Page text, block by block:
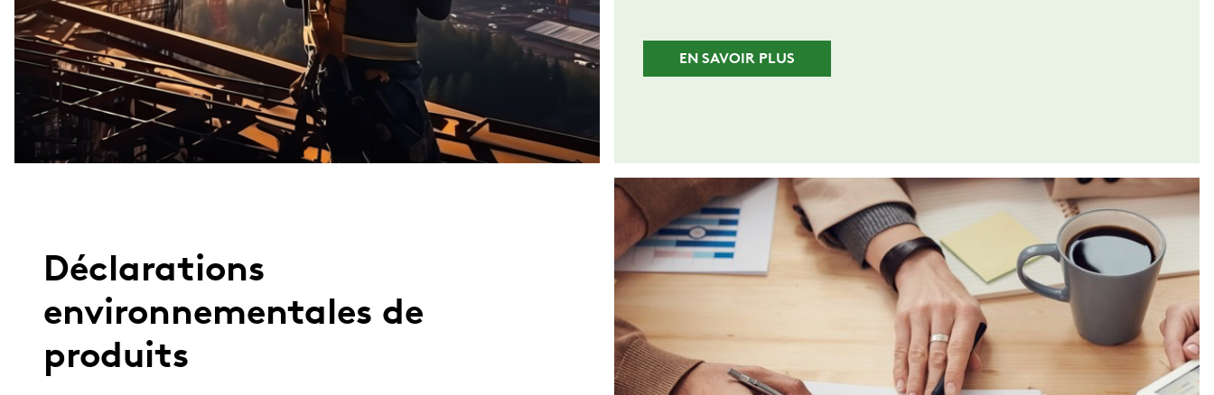
EN SAVOIR PLUS
Déclarations
environnementales de
produits